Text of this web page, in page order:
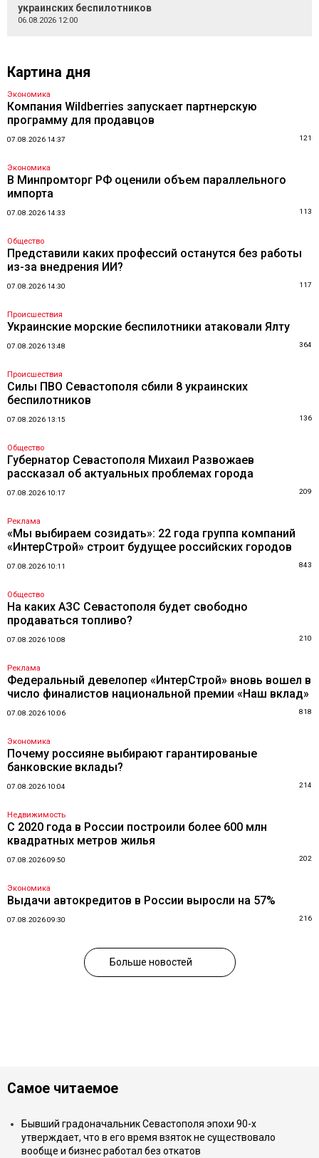
украинских беспилотников
06.08.2026 12:00
Картина дня
Экономика
Компания Wildberries запускает партнерскую
программу для продавцов
07.08.2026 14:37 121
Экономика
В Минпромторг РФ оценили объем параллельного
импорта
07.08.2026 14:33 113
Общество
Представили каких профессий останутся без работы
из-за внедрения ИИ?
07.08.2026 14:30 117
Происшествия
Украинские морские беспилотники атаковали Ялту
07.08.2026 13:48 364
Происшествия
Силы ПВО Севастополя сбили 8 украинских
беспилотников
07.08.2026 13:15 136
Общество
Губернатор Севастополя Михаил Развожаев
рассказал об актуальных проблемах города
07.08.2026 10:17 209
Реклама
«Мы выбираем созидать»: 22 года группа компаний
«ИнтерСтрой» строит будущее российских городов
07.08.2026 10:11 843
Общество
На каких АЗС Севастополя будет свободно
продаваться топливо?
07.08.2026 10:08 210
Реклама
Федеральный девелопер «ИнтерСтрой» вновь вошел в
число финалистов национальной премии «Наш вклад»
07.08.2026 10:06 818
Экономика
Почему россияне выбирают гарантированые
банковские вклады?
07.08.2026 10:04 214
Недвижимость
С 2020 года в России построили более 600 млн
квадратных метров жилья
07.08.2026 09:50 202
Экономика
Выдачи автокредитов в России выросли на 57%
07.08.2026 09:30 216
Больше новостей
Самое читаемое
Бывший градоначальник Севастополя эпохи 90-х
утверждает, что в его время взяток не существовало
вообще и бизнес работал без откатов